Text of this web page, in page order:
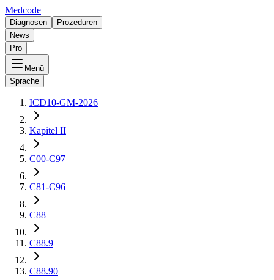
Medcode
Diagnosen
Prozeduren
News
Pro
Menü
Sprache
ICD10-GM-2026
Kapitel II
C00-C97
C81-C96
C88
C88.9
C88.90